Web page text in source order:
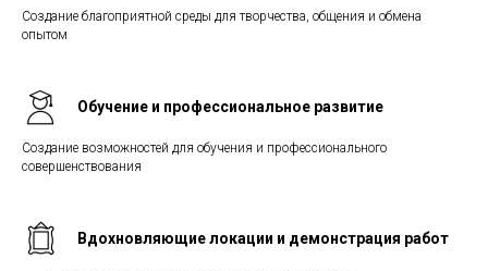
Создание благоприятной среды для творчества, общения и обмена
опытом
Обучение и профессиональное развитие
Создание возможностей для обучения и профессионального
совершенствования
Вдохновляющие локации и демонстрация работ